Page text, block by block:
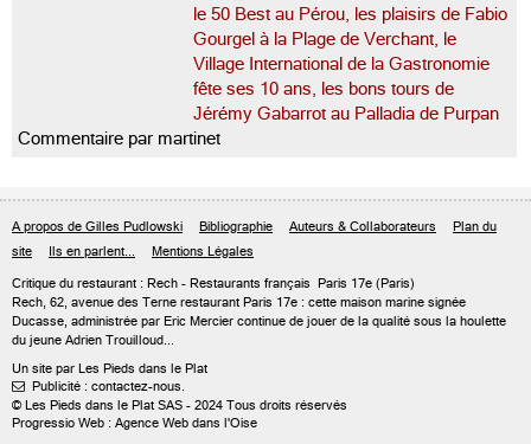
le 50 Best au Pérou, les plaisirs de Fabio
Gourgel à la Plage de Verchant, le
Village International de la Gastronomie
fête ses 10 ans, les bons tours de
Jérémy Gabarrot au Palladia de Purpan
Commentaire par martinet
A propos de Gilles Pudlowski Bibliographie Auteurs & Collaborateurs
Plan du
site
Ils en parlent... Mentions Légales
Critique du restaurant : Rech - Restaurants français Paris 17e (Paris)
Rech, 62, avenue des Terne restaurant Paris 17e : cette maison marine signée
Ducasse, administrée par Eric Mercier continue de jouer de la qualité sous la houlette
du jeune Adrien Trouilloud...
Un site par Les Pieds dans le Plat
 Publicité : contactez-nous.
© Les Pieds dans le Plat SAS - 2024 Tous droits réservés
Progressio Web : Agence Web dans l'Oise